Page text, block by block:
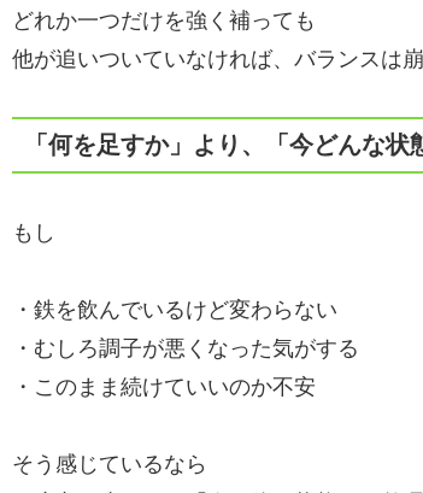
どれか一つだけを強く補っても
他が追いついていなければ、バランスは
「何を足すか」より、「今どんな状
もし
・鉄を飲んでいるけど変わらない
・むしろ調子が悪くなった気がする
・このまま続けていいのか不安
そう感じているなら